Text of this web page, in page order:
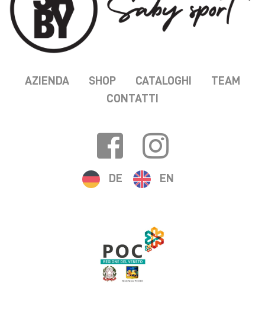
AZIENDA SHOP CATALOGHI
TEAM
CONTATTI
DE EN